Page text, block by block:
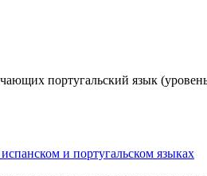
португальский язык
и португальском языках